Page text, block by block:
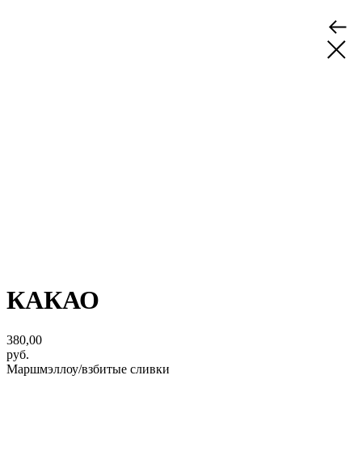
КАКАО
380,00
руб.
Маршмэллоу/взбитые сливки